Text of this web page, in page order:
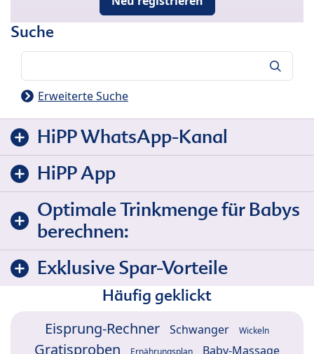
Suche
Erweiterte Suche
HiPP WhatsApp-Kanal
HiPP App
Optimale Trinkmenge für Babys
berechnen:
Exklusive Spar-Vorteile
Häufig geklickt
Eisprung-Rechner Schwanger Wickeln
Gratisproben Baby-Massage